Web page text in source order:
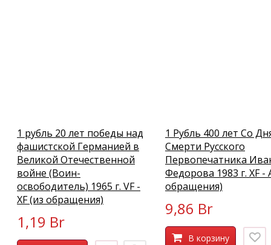
1 рубль 20 лет победы над
фашистской Германией в
Великой Отечественной
войне (Воин-
освободитель) 1965 г. VF -
XF (из обращения)
1,19 Br
1 Рубль 400 лет Со
Смерти Русского
Первопечaтника
Федорова 1983 г. XF -
обращения)
9,86 Br
В корзину